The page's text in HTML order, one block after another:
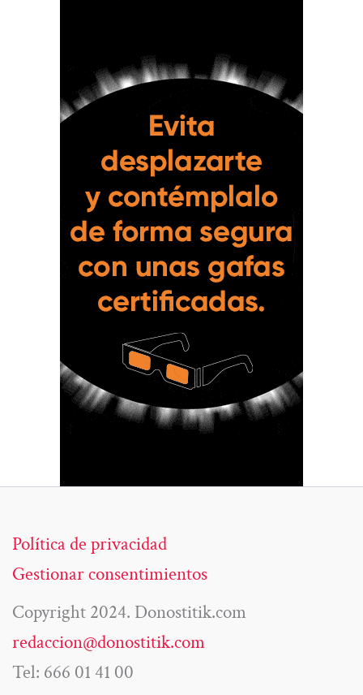
Política de privacidad
Gestionar consentimientos
Copyright 2024. Donostitik.com
redaccion@donostitik.com
Tel: 666 01 41 00